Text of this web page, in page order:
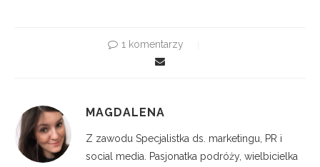
1 komentarzy
MAGDALENA
Z zawodu Specjalistka ds. marketingu, PR i
social media. Pasjonatka podróży, wielbicielka